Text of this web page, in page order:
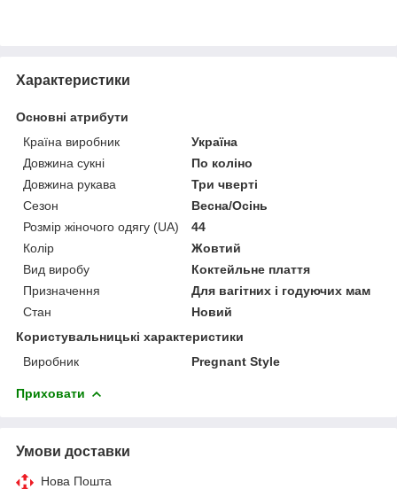
Характеристики
Основні атрибути
Країна виробник
Україна
Довжина сукні
По коліно
Довжина рукава
Три чверті
Сезон
Весна/Осінь
Розмір жіночого одягу (UA)
44
Колір
Жовтий
Вид виробу
Коктейльне плаття
Призначення
Для вагітних і годуючих мам
Стан
Новий
Користувальницькі характеристики
Виробник
Pregnant Style
Приховати
Умови доставки
Нова Пошта